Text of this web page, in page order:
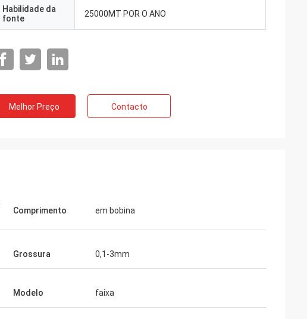
Habilidade da
fonte
25000MT POR O ANO
Melhor Preço Contacto
Comprimento em bobina
Grossura 0,1-3mm
Modelo faixa